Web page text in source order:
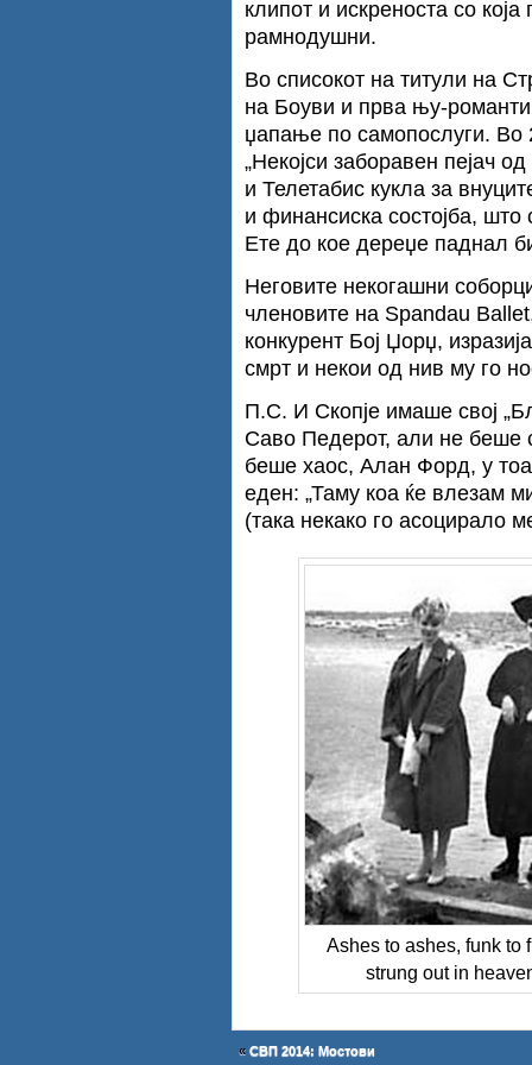
клипот и искреноста со
рамнодушни.
Во списокот на титули на
на Боуви и прва њу-
џапање по самопослуги. Во
„Некојси заборавен пејач
и Телетабис кукла за
и финансиска состојба,
Ете до кое дереџе паднал
Неговите некогашни
членовите на Spandau
конкурент Бој Џорџ,
смрт и некои од нив му го
П.С. И Скопје имаше свој
Саво Педерот, али не беше
беше хаос, Алан Форд, у
еден: „Таму коа ќе влезам
(така некако го асоцирало
Ashes to ashes, funk to
strung out in
« СВП 2014: Мостови